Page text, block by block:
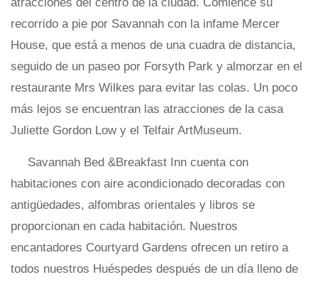
recorrido a pie por Savannah con la infame Mercer
House, que está a menos de una cuadra de distancia,
seguido de un paseo por Forsyth Park y almorzar en el
restaurante Mrs Wilkes para evitar las colas. Un poco
más lejos se encuentran las atracciones de la casa
Juliette Gordon Low y el Telfair ArtMuseum.
Savannah Bed &Breakfast Inn cuenta con
habitaciones con aire acondicionado decoradas con
antigüedades, alfombras orientales y libros se
proporcionan en cada habitación. Nuestros
encantadores Courtyard Gardens ofrecen un retiro a
todos nuestros Huéspedes después de un día lleno de